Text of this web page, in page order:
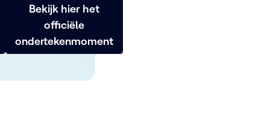
Bekijk hier het
officiële
ondertekenmoment